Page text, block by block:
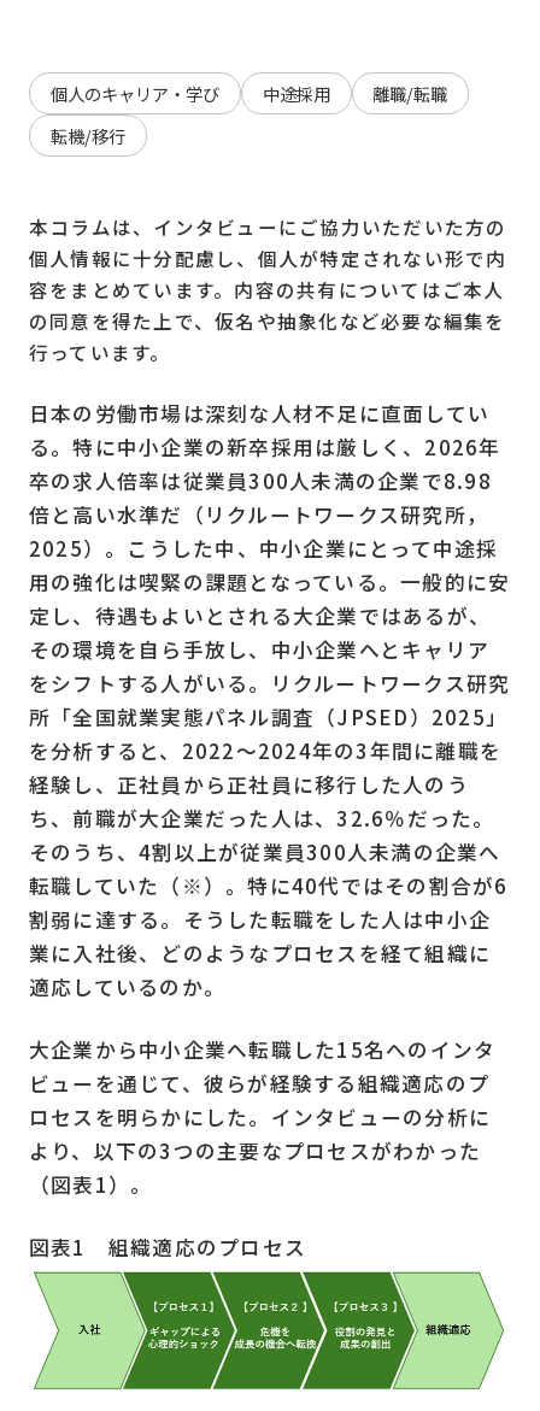
個人のキャリア・学び 中途採用
離職/転職
転機/移行
本コラムは、インタビューにご協力いただいた方の
個人情報に十分配慮し、個人が特定されない形で内
容をまとめています。内容の共有についてはご本人
の同意を得た上で、仮名や抽象化など必要な編集を
行っています。
日本の労働市場は深刻な人材不足に直面してい
る。特に中小企業の新卒採用は厳しく、2026年
卒の求人倍率は従業員300人未満の企業で8.98
倍と高い水準だ（リクルートワークス研究所，
2025）。こうした中、中小企業にとって中途採
用の強化は喫緊の課題となっている。一般的に安
定し、待遇もよいとされる大企業ではあるが、
その環境を自ら手放し、中小企業へとキャリア
をシフトする人がいる。リクルートワークス研究
所「全国就業実態パネル調査（JPSED）2025」
を分析すると、2022～2024年の3年間に離職を
経験し、正社員から正社員に移行した人のう
ち、前職が大企業だった人は、32.6％だった。
そのうち、4割以上が従業員300人未満の企業へ
転職していた（※）。特に40代ではその割合が6
割弱に達する。そうした転職をした人は中小企
業に入社後、どのようなプロセスを経て組織に
適応しているのか。
大企業から中小企業へ転職した15名へのインタ
ビューを通じて、彼らが経験する組織適応のプ
ロセスを明らかにした。インタビューの分析に
より、以下の3つの主要なプロセスがわかった
（図表1）。
図表1 組織適応のプロセス